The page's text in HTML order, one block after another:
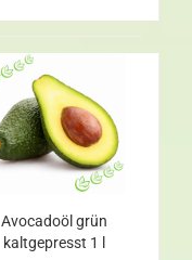
Avocadoöl grün
kaltgepresst 1 l